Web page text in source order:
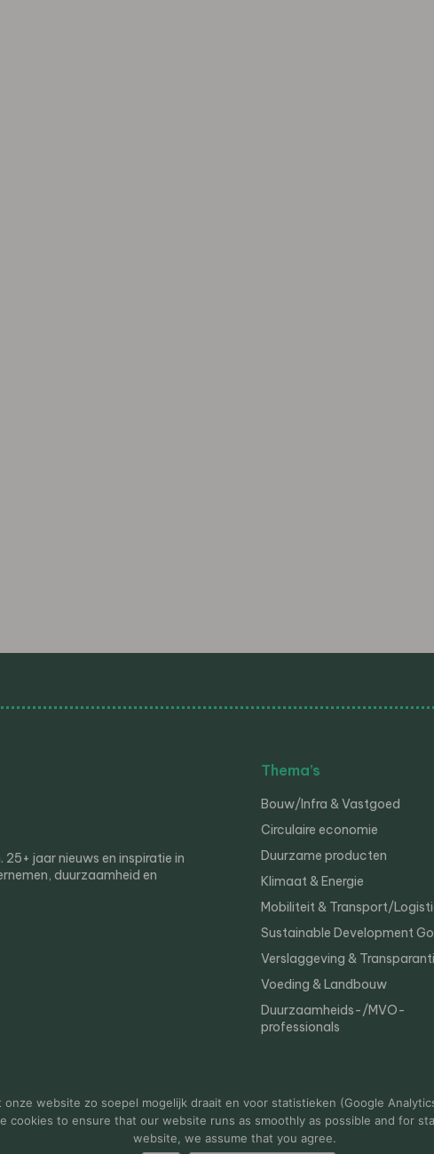
jaar nieuws en inspiratie in
duurzaamheid en
Thema’s
Bouw/Infra & Vastgoed
Circulaire economie
Duurzame producten
Klimaat & Energie
Mobiliteit & Transport/
Sustainable Development
Verslaggeving &
Voeding & Landbouw
Duurzaamheids-/MVO-
professionals
Privacy
website zo soepel mogelijk draait en voor statistieken (Google
cookies to ensure that our website runs as smoothly as possible and for
website, we assume that you agree.